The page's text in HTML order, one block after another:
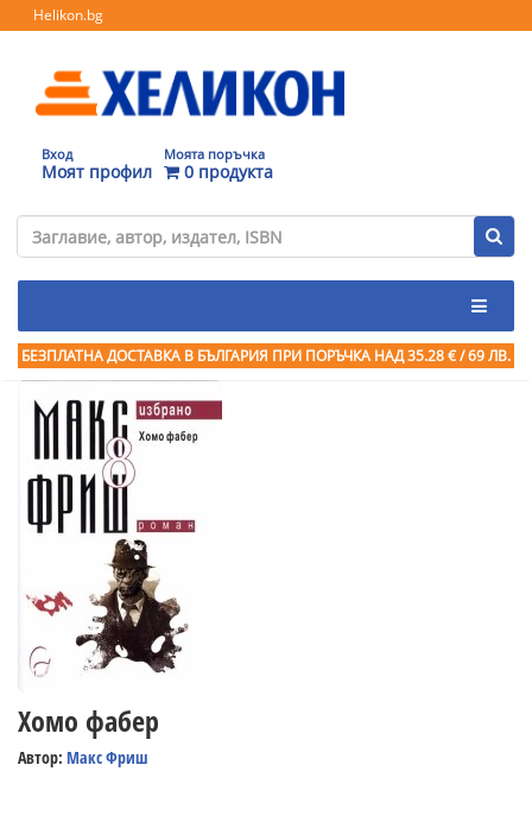
Helikon.bg
Вход
Моят профил
Моята поръчка
0 продукта
БЕЗПЛАТНА ДОСТАВКА В БЪЛГАРИЯ ПРИ ПОРЪЧКА НАД 35.28 € / 69 ЛВ.
Хомо фабер
Автор: Макс Фриш